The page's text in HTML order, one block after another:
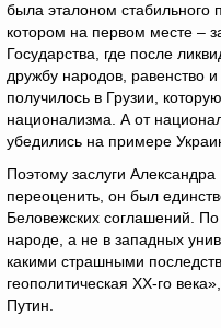
была эталоном стабильного
котором на первом месте –
Государства, где после
дружбу народов, равенство
получилось в Грузии,
национализма. А от
убедились на примере
Поэтому заслуги
переоценить, он был
Беловежских соглашений.
народе, а не в западных
какими страшными
геополитическая ХХ-го
Путин.